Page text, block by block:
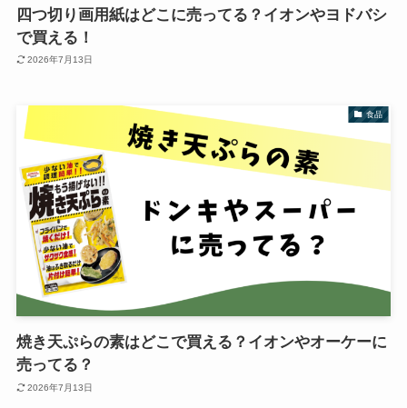
四つ切り画用紙はどこに売ってる？イオンやヨドバシ
で買える！
2026年7月13日
食品
焼き天ぷらの素はどこで買える？イオンやオーケーに
売ってる？
2026年7月13日